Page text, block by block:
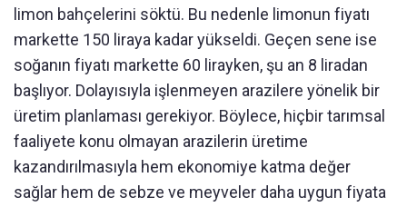
limon bahçelerini söktü. Bu nedenle limonun fiyatı
markette 150 liraya kadar yükseldi. Geçen sene ise
soğanın fiyatı markette 60 lirayken, şu an 8 liradan
başlıyor. Dolayısıyla işlenmeyen arazilere yönelik bir
üretim planlaması gerekiyor. Böylece, hiçbir tarımsal
faaliyete konu olmayan arazilerin üretime
kazandırılmasıyla hem ekonomiye katma değer
sağlar hem de sebze ve meyveler daha uygun fiyata